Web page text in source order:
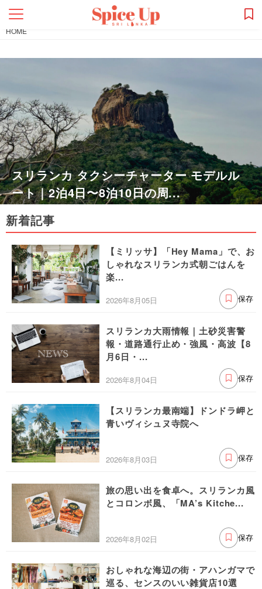
HOME
スリランカ タクシーチャーター モデルル
ート｜2泊4日〜8泊10日の周...
新着記事
【ミリッサ】「Hey Mama」で、お
しゃれなスリランカ式朝ごはんを
楽...
2026年8月05日 保存
スリランカ大雨情報｜土砂災害警
報・道路通行止め・強風・高波【8
月6日・...
2026年8月04日 保存
【スリランカ最南端】ドンドラ岬と
青いヴィシュヌ寺院へ
2026年8月03日 保存
旅の思い出を食卓へ。スリランカ風
とコロンボ風、「MA’s Kitche...
2026年8月02日 保存
おしゃれな海辺の街・アハンガマで
巡る、センスのいい雑貨店10選